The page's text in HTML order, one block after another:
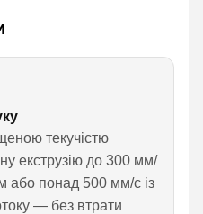
текучістю
екструзію до 300 мм/
або понад 500 мм/с із
— без втрати